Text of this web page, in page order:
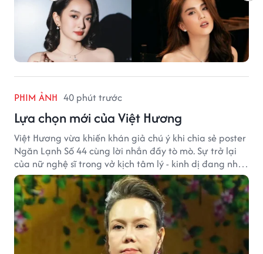
PHIM ẢNH 40 phút trước
Lựa chọn mới của Việt Hương
Việt Hương vừa khiến khán giả chú ý khi chia sẻ poster
Ngăn Lạnh Số 44 cùng lời nhắn đầy tò mò. Sự trở lại
của nữ nghệ sĩ trong vở kịch tâm lý - kinh dị đang nhận
được nhiều quan tâm từ công chúng.